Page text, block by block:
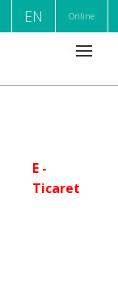
EN Online
Ödeme
E -
Ticaret